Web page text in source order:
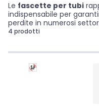
Le fascette per tubi
indispensabile per
perdite in numerosi
Questo tipo di dispositivo
efficace su raccordi e
prevenire problemi
elemento fondamentale
4 prodotti